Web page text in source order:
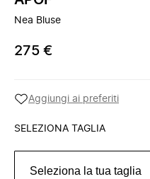
Nea Bluse
275 €
Aggiungi ai preferiti
SELEZIONA TAGLIA
Seleziona la tua taglia